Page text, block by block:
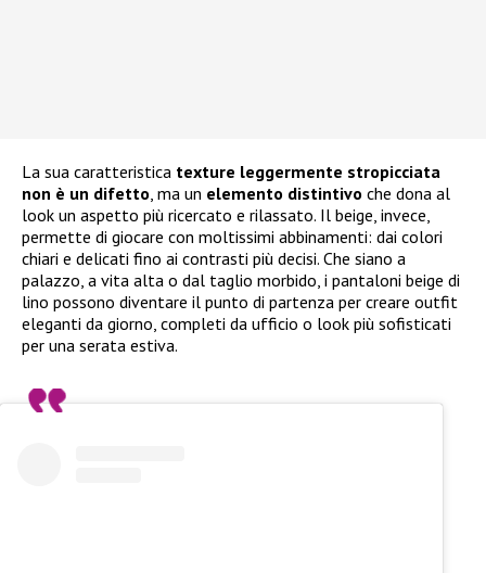
La sua caratteristica texture leggermente stropicciata
non è un difetto , ma un elemento distintivo che dona al
look un aspetto più ricercato e rilassato. Il beige, invece,
permette di giocare con moltissimi abbinamenti: dai colori
chiari e delicati fino ai contrasti più decisi. Che siano a
palazzo, a vita alta o dal taglio morbido, i pantaloni beige di
lino possono diventare il punto di partenza per creare outfit
eleganti da giorno, completi da ufficio o look più sofisticati
per una serata estiva.